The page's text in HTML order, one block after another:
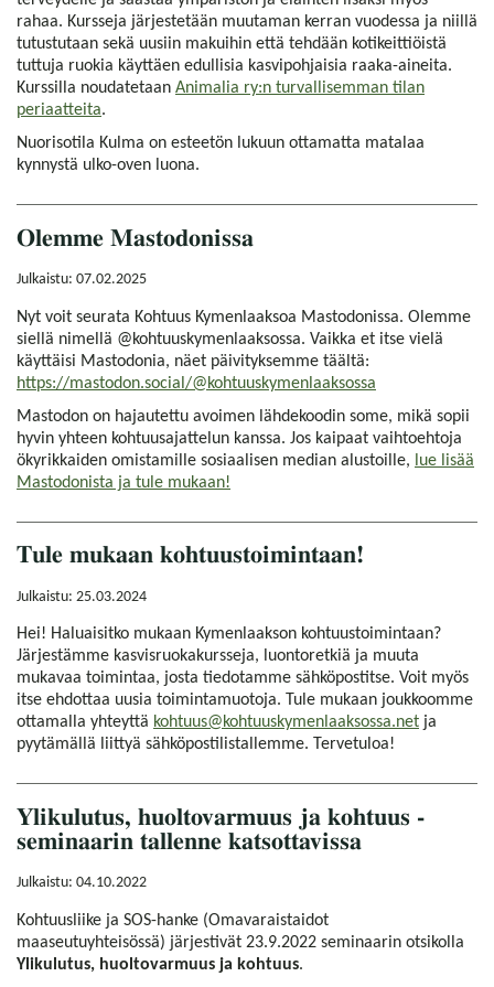
rahaa. Kursseja järjestetään muutaman kerran vuodessa ja niillä
tutustutaan sekä uusiin makuihin että tehdään kotikeittiöistä
tuttuja ruokia käyttäen edullisia kasvipohjaisia raaka-aineita.
Kurssilla noudatetaan Animalia ry:n turvallisemman tilan
periaatteita.
Nuorisotila Kulma on esteetön lukuun ottamatta matalaa
kynnystä ulko-oven luona.
Olemme Mastodonissa
Julkaistu: 07.02.2025
Nyt voit seurata Kohtuus Kymenlaaksoa Mastodonissa. Olemme
siellä nimellä @kohtuuskymenlaaksossa. Vaikka et itse vielä
käyttäisi Mastodonia, näet päivityksemme täältä:
https://mastodon.social/@kohtuuskymenlaaksossa
Mastodon on hajautettu avoimen lähdekoodin some, mikä sopii
hyvin yhteen kohtuusajattelun kanssa. Jos kaipaat vaihtoehtoja
ökyrikkaiden omistamille sosiaalisen median alustoille,
lue lisää
Mastodonista ja tule mukaan!
Tule mukaan kohtuustoimintaan!
Julkaistu: 25.03.2024
Hei! Haluaisitko mukaan Kymenlaakson kohtuustoimintaan?
Järjestämme kasvisruokakursseja, luontoretkiä ja muuta
mukavaa toimintaa, josta tiedotamme sähköpostitse. Voit myös
itse ehdottaa uusia toimintamuotoja. Tule mukaan joukkoomme
ottamalla yhteyttä kohtuus@kohtuuskymenlaaksossa.net ja
pyytämällä liittyä sähköpostilistallemme. Tervetuloa!
Ylikulutus, huoltovarmuus ja kohtuus -
seminaarin tallenne katsottavissa
Julkaistu: 04.10.2022
Kohtuusliike ja SOS-hanke (Omavaraistaidot
maaseutuyhteisössä) järjestivät 23.9.2022 seminaarin otsikolla
Ylikulutus, huoltovarmuus ja kohtuus.